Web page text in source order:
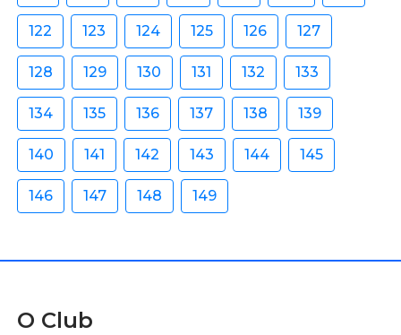
122 123 124 125 126 127
128 129 130 131 132 133
134 135 136 137 138 139
140 141 142 143 144 145
146 147 148 149
O Club